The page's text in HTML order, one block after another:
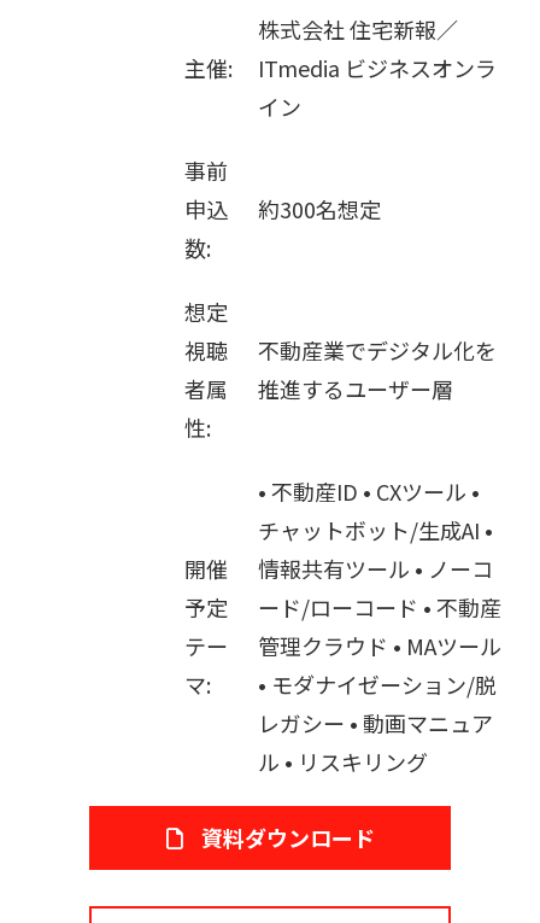
主催:
株式会社 住宅新報／
ITmedia ビジネスオンラ
イン
事前
申込
数:
約300名想定
想定
視聴
者属
性:
不動産業でデジタル化を
推進するユーザー層
開催
予定
テー
マ:
• 不動産ID • CXツール •
チャットボット/生成AI •
情報共有ツール • ノーコ
ード/ローコード • 不動産
管理クラウド • MAツール
• モダナイゼーション/脱
レガシー • 動画マニュア
ル • リスキリング
資料ダウンロード